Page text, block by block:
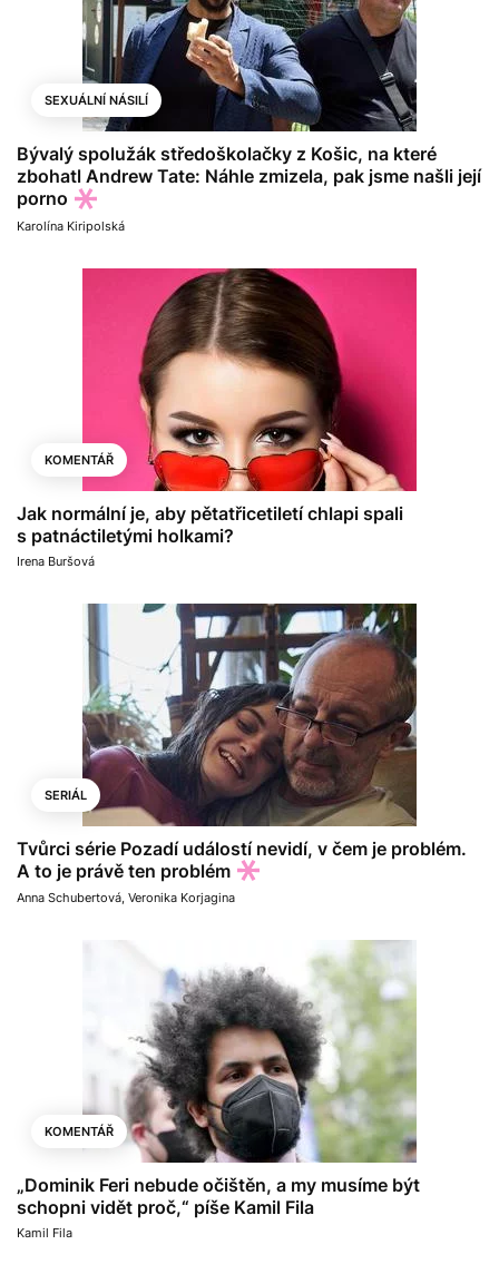
SEXUÁLNÍ NÁSILÍ
Bývalý spolužák středoškolačky z Košic, na které
zbohatl Andrew Tate: Náhle zmizela, pak jsme našli její
porno
Karolína Kiripolská
KOMENTÁŘ
Jak normální je, aby pětatřicetiletí chlapi spali
s patnáctiletými holkami?
Irena Buršová
SERIÁL
Tvůrci série Pozadí událostí nevidí, v čem je problém.
A to je právě ten problém
Anna Schubertová Veronika Korjagina
KOMENTÁŘ
„Dominik Feri nebude očištěn, a my musíme být
schopni vidět proč,“ píše Kamil Fila
Kamil Fila